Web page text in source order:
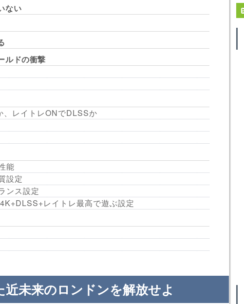
ない
ルドの衝撃
、レイトレONでDLSSか
能
設定
ンス設定
レイトレ最高で遊ぶ設定
近未来のロンドンを解放せよ